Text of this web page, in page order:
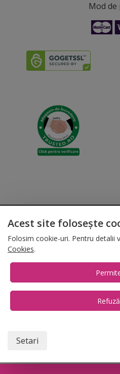
Mod de
© 2026 Folina.ro | All Rights
• Termene și condiții •
Acest site folosește
Folosim cookie-uri. Pentru detalii
Cookies.
Setari